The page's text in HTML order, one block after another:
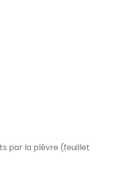
par la plèvre (feuillet